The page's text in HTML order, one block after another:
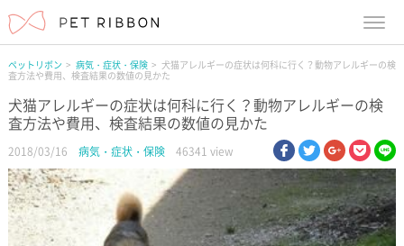
ペットリボン 病気・症状・保険
犬猫アレルギーの症状は何科に行く？動物アレルギーの検
査方法や費用、検査結果の数値の見かた
犬猫アレルギーの症状は何科に行く？動物アレルギーの検
査方法や費用、検査結果の数値の見かた
2018/03/16 病気・症状・保険 46341 view facebook
twittergoogle